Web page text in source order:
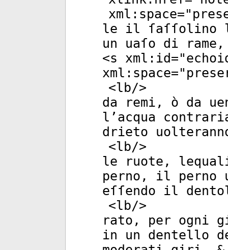
xml:space="
le il ſaſſolino
un uaſo di
<s xml:id="
xml:space="
<lb/>
da remi, ò da
l’acqua
drieto
<lb/>
le ruote,
perno, il perno
eſſendo il
<lb/>
rato, per ogni
in un dentello